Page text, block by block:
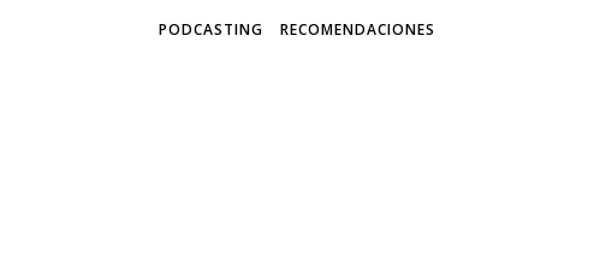
PODCASTING RECOMENDACIONES